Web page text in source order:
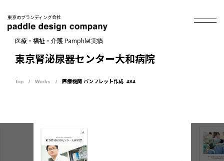
東京のブランディング会社
医療・福祉・介護 Pamphlet実績
東京腎泌尿器センター大和病院
Top Works 医療機関 パンフレット作成_484